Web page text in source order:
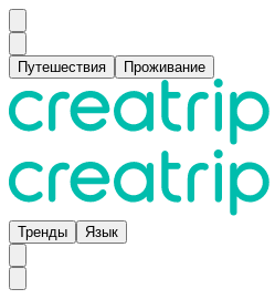
Путешествия Проживание
Тренды Язык